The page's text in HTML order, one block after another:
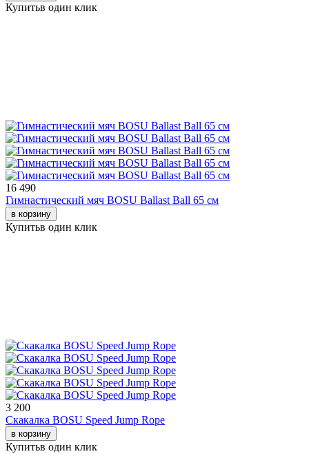
Купитьв один клик
16 490
Гимнастический мяч BOSU Ballast Ball 65 см
в корзину
Купитьв один клик
3 200
Скакалка BOSU Speed Jump Rope
в корзину
Купитьв один клик